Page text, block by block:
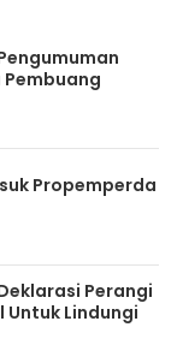
Propemperda
Perangi
Lindungi